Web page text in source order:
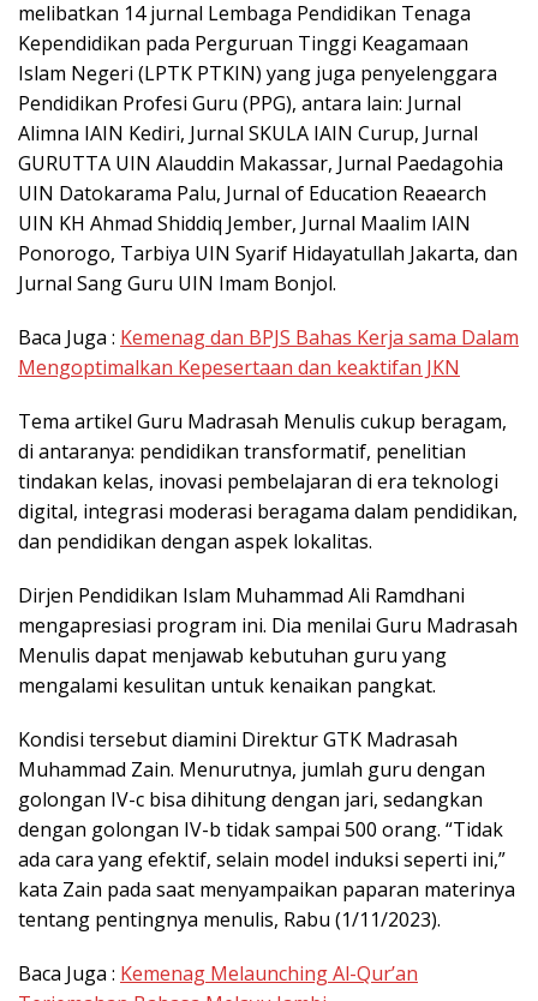
melibatkan 14 jurnal Lembaga Pendidikan Tenaga
Kependidikan pada Perguruan Tinggi Keagamaan
Islam Negeri (LPTK PTKIN) yang juga penyelenggara
Pendidikan Profesi Guru (PPG), antara lain: Jurnal
Alimna IAIN Kediri, Jurnal SKULA IAIN Curup, Jurnal
GURUTTA UIN Alauddin Makassar, Jurnal Paedagohia
UIN Datokarama Palu, Jurnal of Education Reaearch
UIN KH Ahmad Shiddiq Jember, Jurnal Maalim IAIN
Ponorogo, Tarbiya UIN Syarif Hidayatullah Jakarta, dan
Jurnal Sang Guru UIN Imam Bonjol.
Baca Juga : Kemenag dan BPJS Bahas Kerja sama Dalam
Mengoptimalkan Kepesertaan dan keaktifan JKN
Tema artikel Guru Madrasah Menulis cukup beragam,
di antaranya: pendidikan transformatif, penelitian
tindakan kelas, inovasi pembelajaran di era teknologi
digital, integrasi moderasi beragama dalam pendidikan,
dan pendidikan dengan aspek lokalitas.
Dirjen Pendidikan Islam Muhammad Ali Ramdhani
mengapresiasi program ini. Dia menilai Guru Madrasah
Menulis dapat menjawab kebutuhan guru yang
mengalami kesulitan untuk kenaikan pangkat.
Kondisi tersebut diamini Direktur GTK Madrasah
Muhammad Zain. Menurutnya, jumlah guru dengan
golongan IV-c bisa dihitung dengan jari, sedangkan
dengan golongan IV-b tidak sampai 500 orang. “Tidak
ada cara yang efektif, selain model induksi seperti ini,”
kata Zain pada saat menyampaikan paparan materinya
tentang pentingnya menulis, Rabu (1/11/2023).
Baca Juga : Kemenag Melaunching Al-Qur’an